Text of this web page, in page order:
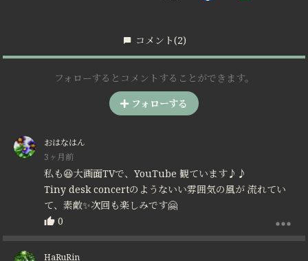
コメント(2)
フォローするとコメントすることができます。
フォローする
おはなはん
3ヶ月前
私も😆大画面TVで、YouTube 観ています♪♪
Tiny desk concertのようないい雰囲気の風が 流れてい
て、素敵✨次回も楽しみです🤗
0
HaRuRin